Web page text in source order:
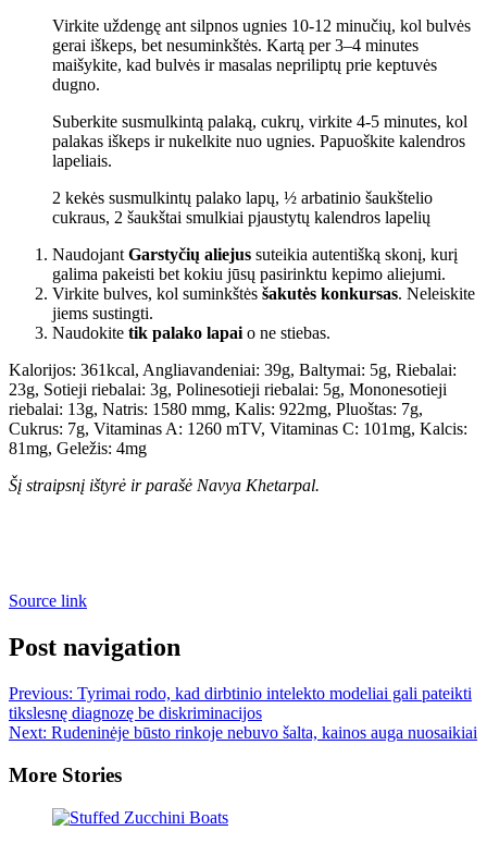
Virkite uždengę ant silpnos ugnies 10-12 minučių, kol bulvės
gerai iškeps, bet nesuminkštės. Kartą per 3–4 minutes
maišykite, kad bulvės ir masalas nepriliptų prie keptuvės
dugno.
Suberkite susmulkintą palaką, cukrų, virkite 4-5 minutes, kol
palakas iškeps ir nukelkite nuo ugnies. Papuoškite kalendros
lapeliais.
2 kekės susmulkintų palako lapų, ½ arbatinio šaukštelio
cukraus, 2 šaukštai smulkiai pjaustytų kalendros lapelių
Naudojant Garstyčių aliejus suteikia autentišką skonį, kurį
galima pakeisti bet kokiu jūsų pasirinktu kepimo aliejumi.
Virkite bulves, kol suminkštės šakutės konkursas. Neleiskite
jiems sustingti.
Naudokite tik palako lapai o ne stiebas.
Kalorijos: 361kcal, Angliavandeniai: 39g, Baltymai: 5g, Riebalai:
23g, Sotieji riebalai: 3g, Polinesotieji riebalai: 5g, Mononesotieji
riebalai: 13g, Natris: 1580 mmg, Kalis: 922mg, Pluoštas: 7g,
Cukrus: 7g, Vitaminas A: 1260 mTV, Vitaminas C: 101mg, Kalcis:
81mg, Geležis: 4mg
Šį straipsnį ištyrė ir parašė Navya Khetarpal.
Source link
Post navigation
Previous: Tyrimai rodo, kad dirbtinio intelekto modeliai gali pateikti
tikslesnę diagnozę be diskriminacijos
Next: Rudeninėje būsto rinkoje nebuvo šalta, kainos auga nuosaikiai
More Stories